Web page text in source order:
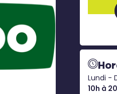
Lundi -
10h à